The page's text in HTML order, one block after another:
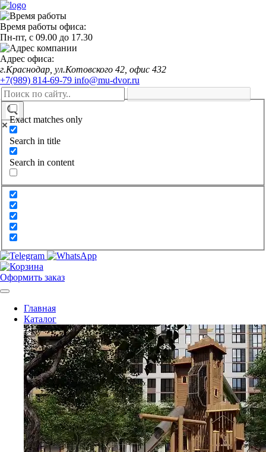
Время работы офиса:
Пн-пт, с 09.00 до 17.30
Адрес офиса:
г.Краснодар, ул.Котовского 42, офис 432
+7(989) 814-69-79 info@mu-dvor.ru
Exact matches only
Search in title
Search in content
Оформить заказ
Главная
Каталог